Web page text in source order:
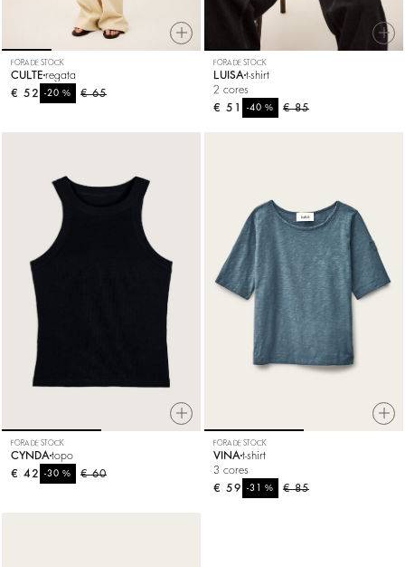
FORA DE STOCK
CULTE regata
€ 65
-20%
€ 52
FORA DE STOCK
LUISA t-shirt
2 cores
€ 85
-40%
€ 51
FORA DE STOCK
CYNDA topo
€ 60
-30%
€ 42
FORA DE STOCK
VINA t-shirt
3 cores
€ 85
-31%
€ 59